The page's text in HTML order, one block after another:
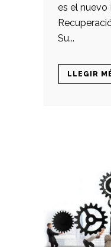
es el nuevo
Su...
LLEGIR